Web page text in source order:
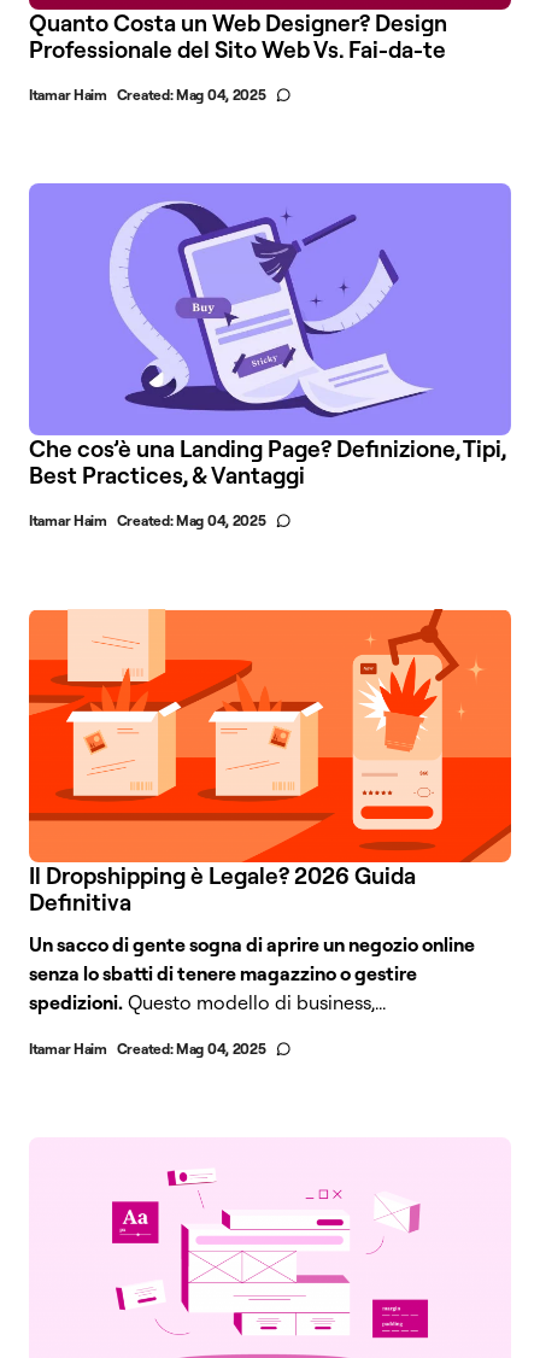
Quanto Costa un Web Designer? Design
Professionale del Sito Web Vs. Fai-da-te
Itamar Haim Created:Mag 04, 2025
Che cos’è una Landing Page? Definizione, Tipi,
Best Practices, & Vantaggi
Itamar Haim Created:Mag 04, 2025
Il Dropshipping è Legale? 2026 Guida
Definitiva
Un sacco di gente sogna di aprire un negozio online
senza lo sbatti di tenere magazzino o gestire
spedizioni. Questo modello di business,...
Itamar Haim Created:Mag 04, 2025